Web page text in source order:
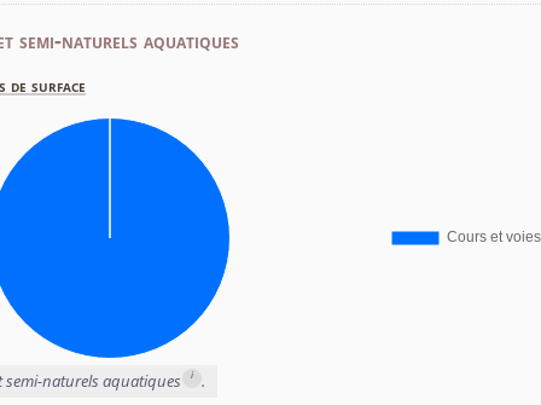
semi-naturels aquatiques
de surface
semi-naturels aquatiques i .